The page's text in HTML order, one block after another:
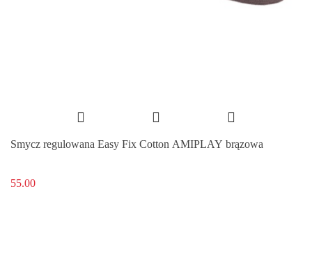
Smycz regulowana Easy Fix Cotton AMIPLAY brązowa
55.00